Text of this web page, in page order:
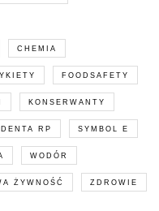
CHEMIA
FOODSAFETY
KONSERWANTY
RP SYMBOL E
WODÓR
ŻYWNOŚĆ ZDROWIE